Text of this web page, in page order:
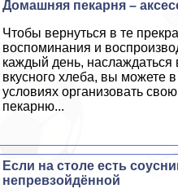
Домашняя пекарня –
Чтобы вернуться в те
воспоминания и
каждый день, наслаждаться
вкусного хлеба, вы можете
условиях организовать
пекарню...
Если на столе есть
непревзойдённой